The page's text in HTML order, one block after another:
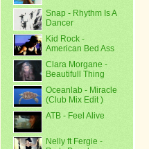
Snap - Rhythm Is A
Dancer
Kid Rock -
American Bed Ass
Clara Morgane -
Beautifull Thing
Oceanlab - Miracle
(Club Mix Edit )
ATB - Feel Alive
Nelly ft Fergie -